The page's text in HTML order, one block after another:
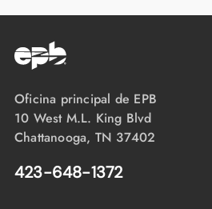
Oficina principal de EPB
10 West M.L. King Blvd
Chattanooga, TN 37402
423-648-1372